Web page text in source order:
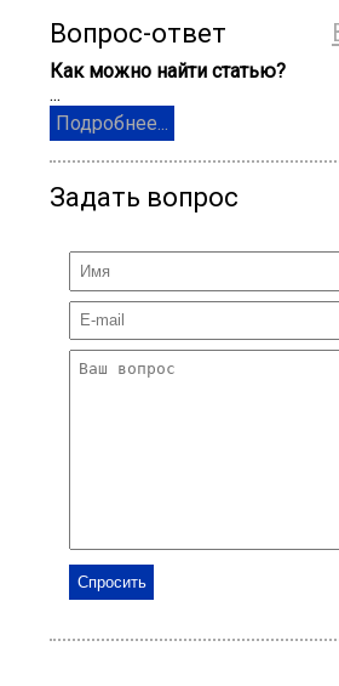
Вопрос-ответ
Как можно найти статью?
...
Подробнее...
Задать вопрос